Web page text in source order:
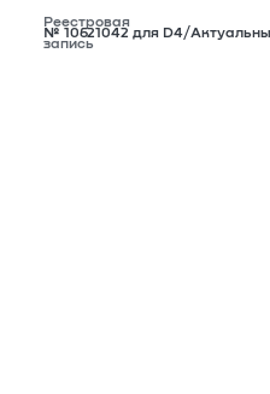
Реестровая
запись
№ 10621042 для D4/